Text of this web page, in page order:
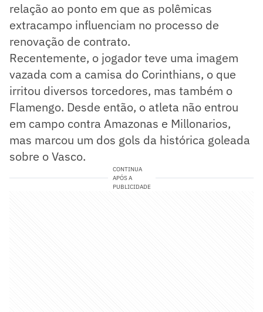
relação ao ponto em que as polêmicas
extracampo influenciam no processo de
renovação de contrato.
Recentemente, o jogador teve uma imagem
vazada com a camisa do Corinthians, o que
irritou diversos torcedores, mas também o
Flamengo. Desde então, o atleta não entrou
em campo contra Amazonas e Millonarios,
mas marcou um dos gols da histórica goleada
sobre o Vasco.
CONTINUA
APÓS A
PUBLICIDADE